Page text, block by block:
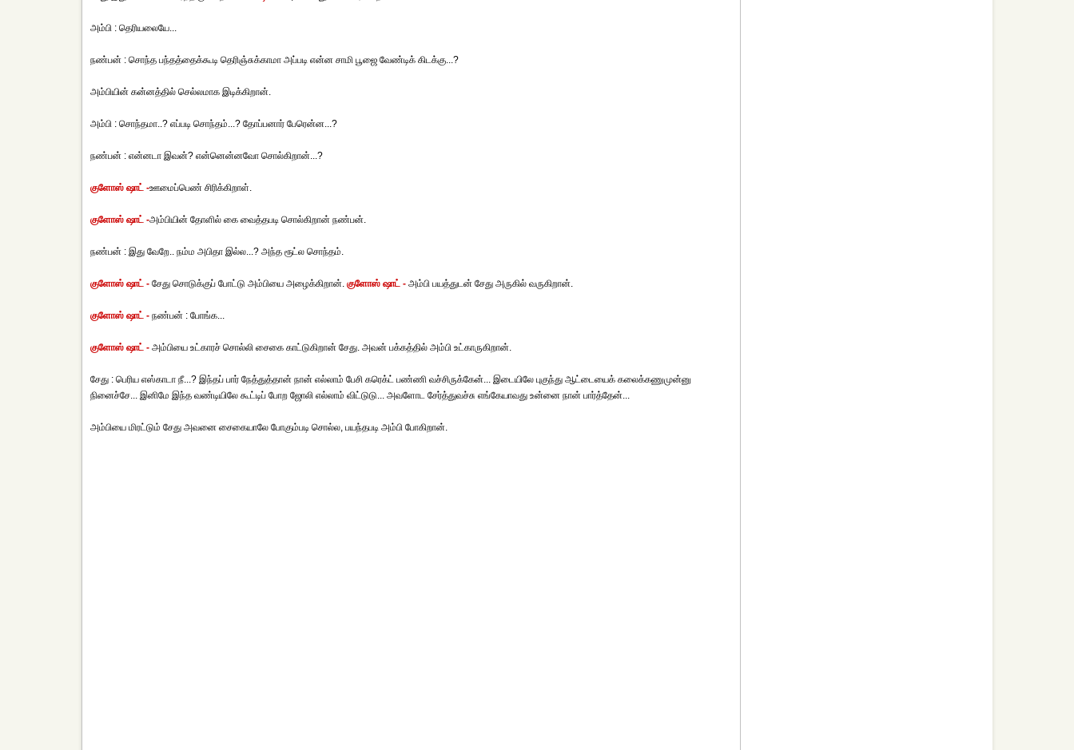
அம்பி : தெரியலையே...
நண்பன் : சொந்த பந்தத்தைக்கூடி தெரிஞ்சுக்காமா அப்படி என்ன சாமி பூஜை வேண்டிக் கிடக்கு...?
அம்பியின் கன்னத்தில் செல்லமாக இடிக்கிறான்.
அம்பி : சொந்தமா..? எப்படி சொந்தம்...? தோப்பனார் பேரென்ன...?
நண்பன் : என்னடா இவன்? என்னென்னவோ சொல்கிறான்...?
குளோஸ் ஷாட் -ஊமைப்பெண் சிரிக்கிறாள்.
குளோஸ் ஷாட் -அம்பியின் தோளில் கை வைத்தபடி சொல்கிறான் நண்பன்.
நண்பன் : இது வேறே.. நம்ம அபிதா இல்ல...? அந்த ரூட்ல சொந்தம்.
குளோஸ் ஷாட் - சேது சொடுக்குப் போட்டு அம்பியை அழைக்கிறான். குளோஸ் ஷாட் - அம்பி பயத்துடன் சேது அருகில் வருகிறான்.
குளோஸ் ஷாட் - நண்பன் : போங்க...
குளோஸ் ஷாட் - அம்பியை உட்காரச் சொல்லி சைகை காட்டுகிறான் சேது. அவன் பக்கத்தில் அம்பி உட்காருகிறான்.
சேது : பெரிய எஸ்காடா நீ...? இந்தப் பார் நேத்துத்தான் நான் எல்லாம் பேசி கரெக்ட் பண்ணி வச்சிருக்கேன்... இடையிலே புகுந்து ஆட்டையைக் கலைக்கணுமுன்னு
நினைச்சே... இனிமே இந்த வண்டியிலே கூட்டிப் போற ஜோலி எல்லாம் விட்டுடு... அவளோட சேர்த்துவச்சு எங்கேயாவது உன்னை நான் பார்த்தேன்...
அம்பியை மிரட்டும் சேது அவனை சைகையாலே போகும்படி சொல்ல, பயந்தபடி அம்பி போகிறான்.